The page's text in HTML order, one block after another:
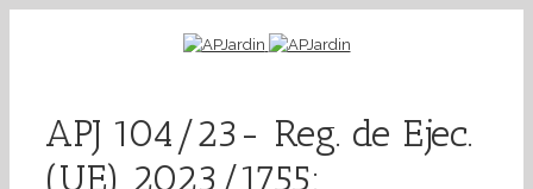
APJ 104/23- Reg. de Ejec.
(UE) 2023/1755: